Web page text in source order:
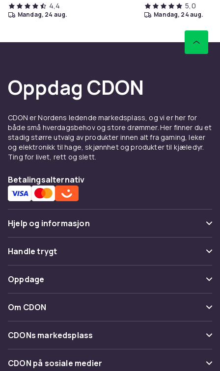
4,4
mandag, 24 aug.
5,0
mandag, 24 aug.
Oppdag CDON
CDON er Nordens ledende markedsplass, og vi er her for
både små hverdagsbehov og store drømmer. Her finner du et
stadig større utvalg av produkter innen alt fra gaming, leker
og elektronikk til hage, skjønnhet og produkter til kjæledyr.
Ting for livet, rett og slett.
Betalingsalternativ
Hjelp og informasjon
Vanlige spørsmål
Spor pakke
Angre & returner her
Kontakt oss
Handle trygt
Betaling
Levering
Tilbakekallinger
Oppdage
Kategorier
Varemerker
Om CDON
Om oss
Kundeanmeldelser
CDONs markedsplass
Merchant Help Center
CDON på sosiale medier